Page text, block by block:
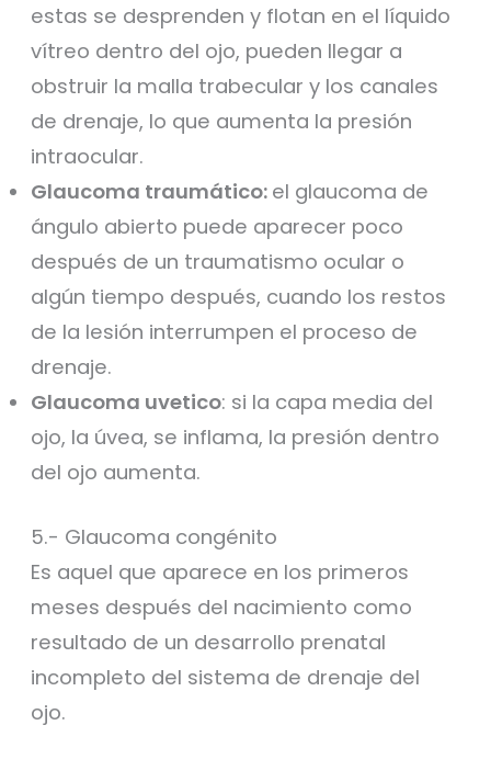
estas se desprenden y flotan en el líquido
vítreo dentro del ojo, pueden llegar a
obstruir la malla trabecular y los canales
de drenaje, lo que aumenta la presión
intraocular.
Glaucoma traumático: el glaucoma de
ángulo abierto puede aparecer poco
después de un traumatismo ocular o
algún tiempo después, cuando los restos
de la lesión interrumpen el proceso de
drenaje.
Glaucoma uvetico: si la capa media del
ojo, la úvea, se inflama, la presión dentro
del ojo aumenta.
5.- Glaucoma congénito
Es aquel que aparece en los primeros
meses después del nacimiento como
resultado de un desarrollo prenatal
incompleto del sistema de drenaje del
ojo.